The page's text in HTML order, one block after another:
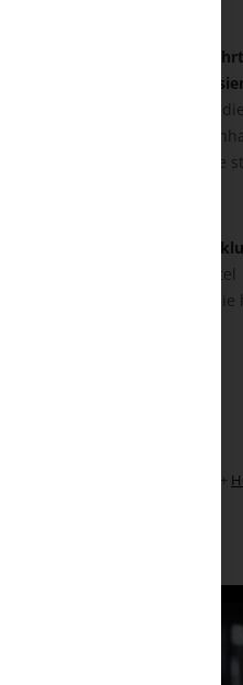
über 20 Mrd. Euro und führt
wurde die
definiert.
Vor
(
) für ein
unterstützen. Diese Website
des Projekts dar.
Fonds für regionale
und unter dem Arbeitstitel
finden Sie
+
finden Sie